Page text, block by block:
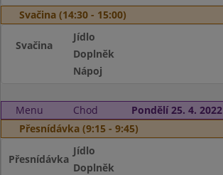
Svačina (14:30 - 15:00)
Svačina
Jídlo
Doplněk
Nápoj
Menu Chod
Pondělí 25. 4. 2022
Přesnídávka (9:15 - 9:45)
Přesnídávka
Jídlo
Doplněk